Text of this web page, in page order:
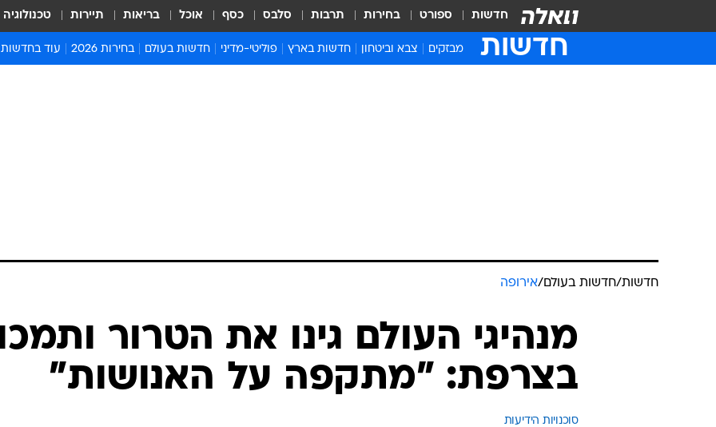
חדשות ספורט בחירות תרבות סלבס כסף אוכל בריאות תיירות טכנולוגיה
חדשות מבזקים צבא וביטחון חדשות בארץ פוליטי-מדיני חדשות בעולם בחירות 2026 עוד בחדשות
חדשות
המייל האדום
חדשות/חדשות בעולם/אירופה
מנהיגי העולם גינו את הטרור
בצרפת: "מתקפה על האנושות"
סוכנויות הידיעות